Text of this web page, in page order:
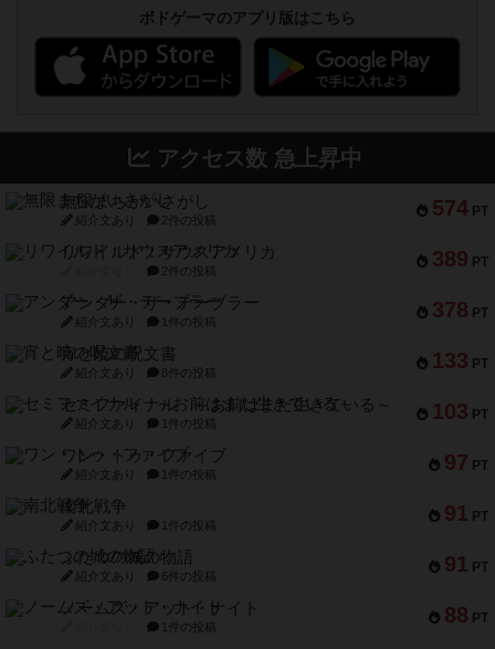
ボドゲーマのアプリ版はこちら
アクセス数 急上昇中
574 PT
無限まちがいさがし
紹介文あり 2件の投稿
389 PT
リワイルド：サウスアメリカ
2件の投稿
378 PT
アンダー・ザ・テーブラー
紹介文あり 1件の投稿
133 PT
宵と暁の呪文書
紹介文あり 8件の投稿
103 PT
セミファイナル ～お前はまだ生きている～
紹介文あり 1件の投稿
97 PT
ワン・トゥ・ファイブ
紹介文あり 1件の投稿
91 PT
南北戦争
紹介文あり 1件の投稿
91 PT
ふたつの城の物語
紹介文あり 6件の投稿
88 PT
ノームズ・アット・ナイト
1件の投稿